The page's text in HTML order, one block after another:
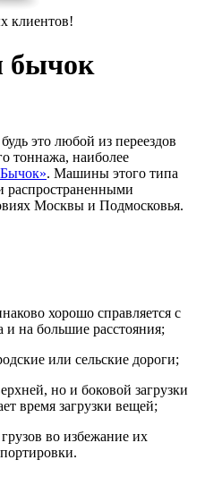
клиентов!
бычок
это любой из переездов
тоннажа, наиболее
. Машины этого типа
распространенными
Москвы и Подмосковья.
хорошо справляется с
и на большие расстояния;
или сельские дороги;
но и боковой загрузки
время загрузки вещей;
во избежание их